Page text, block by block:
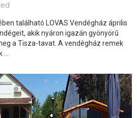
található LOVAS Vendégház április
akik nyáron igazán gyönyörű
a Tisza-tavat. A vendégház remek
...